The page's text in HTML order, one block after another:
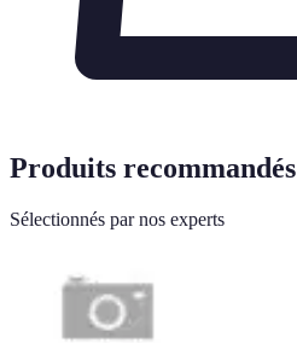
Produits recommandés
Sélectionnés par nos experts